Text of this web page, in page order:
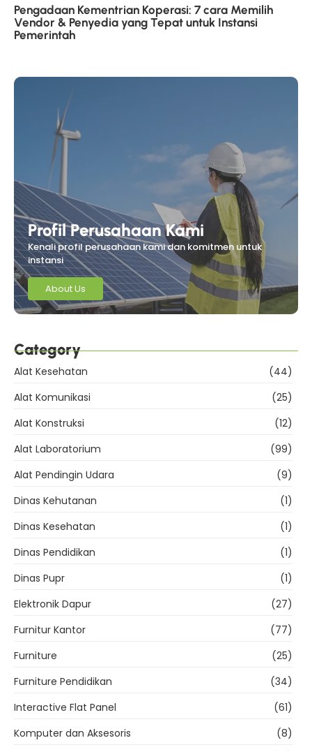
Pengadaan Kementrian Koperasi: 7 cara Memilih
Vendor & Penyedia yang Tepat untuk Instansi
Pemerintah
Profil Perusahaan Kami
Kenali profil perusahaan kami dan komitmen untuk
instansi
About Us
Category
Alat Kesehatan
(44)
Alat Komunikasi
(25)
Alat Konstruksi
(12)
Alat Laboratorium
(99)
Alat Pendingin Udara
(9)
Dinas Kehutanan
(1)
Dinas Kesehatan
(1)
Dinas Pendidikan
(1)
Dinas Pupr
(1)
Elektronik Dapur
(27)
Furnitur Kantor
(77)
Furniture
(25)
Furniture Pendidikan
(34)
Interactive Flat Panel
(61)
Komputer dan Aksesoris
(8)